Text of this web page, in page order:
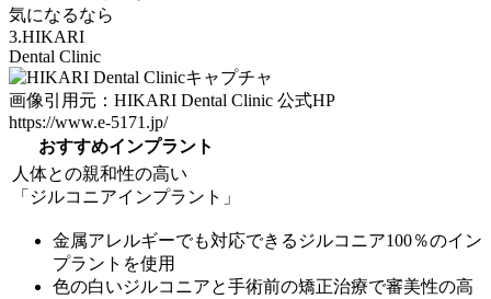
気になるなら
3.HIKARI
Dental Clinic
画像引用元：HIKARI Dental Clinic 公式HP
https://www.e-5171.jp/
おすすめインプラント
人体との親和性の高い
「ジルコニアインプラント」
金属アレルギーでも対応できるジルコニア100％のイン
プラントを使用
色の白いジルコニアと手術前の矯正治療で審美性の高